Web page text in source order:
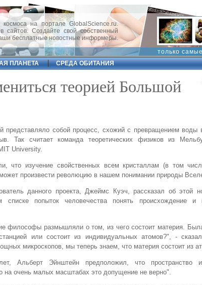
на портале GlobalScience.ru.
сайтов. Создайте свой собственный
бесплатные новостные информеры.
только
ПЛАНЕТА СРЕДА ОБИТАНИЯ
теорией Большой
представляло собой процесс, схожий с превращением воды
Так считает команда теоретических физиков из
University.
что изучение свойственных всем кристаллам (в том
произвести революцию в нашем понимании природы
данного проекта, Джеймс Куэч, рассказал об этой
списке попыток человечества понять происхождение и
философы размышляли о том, из чего состоит материя.
или состоит из индивидуальных атомов?", -
микроскопов, мы теперь знаем, что материя состоит из
Альберт Эйнштейн предположил, что пространство
на очень малых масштабах это допущение не верно".